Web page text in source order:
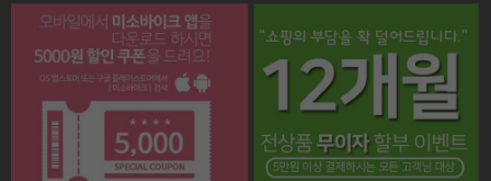
페이코 라이프